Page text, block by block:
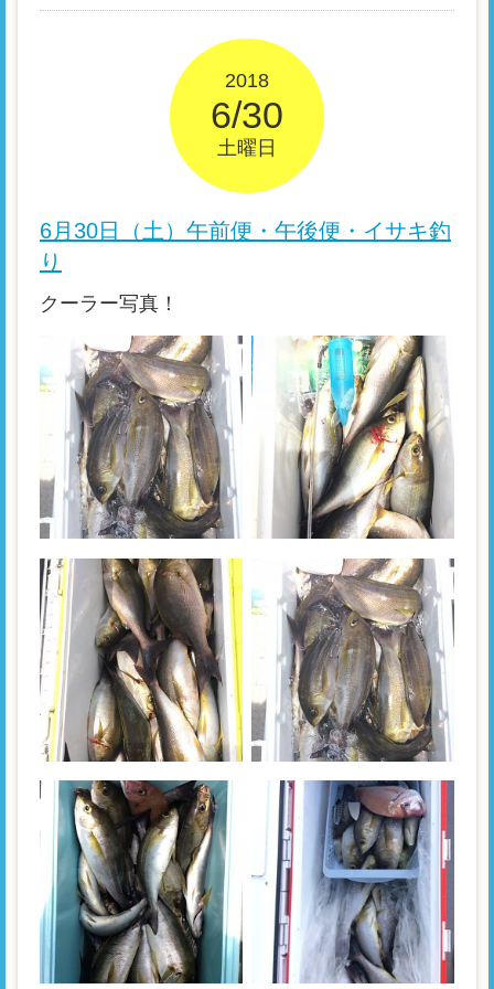
2018
6/30
土曜日
6月30日（土）午前便・午後便・イサキ釣
り
クーラー写真！